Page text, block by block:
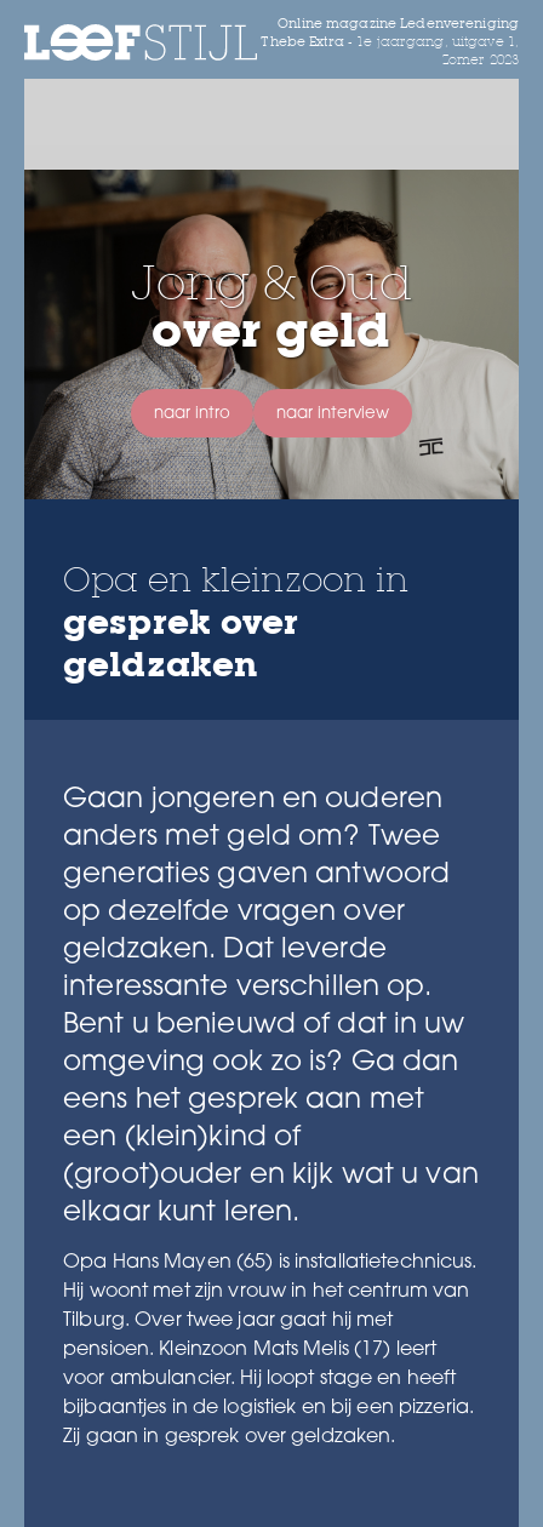
Online magazine Ledenvereniging
Thebe Extra -
1e jaargang, uitgave 1,
Zomer 2023
Jong & Oud
over geld
naar intro naar interview
Opa en kleinzoon in
gesprek over
geldzaken
Gaan jongeren en ouderen
anders met geld om? Twee
generaties gaven antwoord
op dezelfde vragen over
geldzaken. Dat leverde
interessante verschillen op.
Bent u benieuwd of dat in uw
omgeving ook zo is? Ga dan
eens het gesprek aan met
een (klein)kind of
(groot)ouder en kijk wat u van
elkaar kunt leren.
Opa Hans Mayen (65) is installatietechnicus.
Hij woont met zijn vrouw in het centrum van
Tilburg. Over twee jaar gaat hij met
pensioen. Kleinzoon Mats Melis (17) leert
voor ambulancier. Hij loopt stage en heeft
bijbaantjes in de logistiek en bij een pizzeria.
Zij gaan in gesprek over geldzaken.